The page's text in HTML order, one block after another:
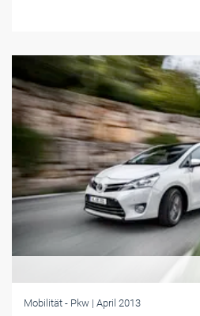
Mobilität - Pkw | April 2013